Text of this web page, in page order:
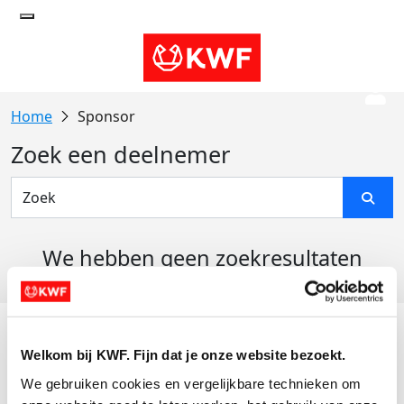
Welkom bij KWF. Fijn dat je onze website bezoekt.
We gebruiken cookies en vergelijkbare technieken om
Sponsor
Zoek een deelnemer
We hebben geen zoekresultaten
Actiematerialen
Evenementen